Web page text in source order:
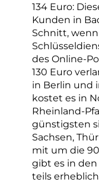
134 Euro:
Kunden in
Schnitt,
des Online-
130 Euro
in Berlin und
kostet es in
Rheinland-
günstigsten
Sachsen,
mit um die
gibt es in
teils